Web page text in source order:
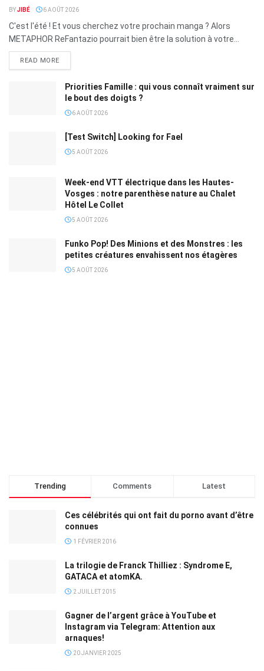
BYJIBÉ 6 AOÛT 2026
C'est l'été ! Et vous cherchez votre prochain manga ? Alors
METAPHOR ReFantazio pourrait bien être la solution à votre...
READ MORE
Priorities Famille : qui vous connaît vraiment sur
le bout des doigts ?
6 AOÛT 2026
[Test Switch] Looking for Fael
5 AOÛT 2026
Week-end VTT électrique dans les Hautes-
Vosges : notre parenthèse nature au Chalet
Hôtel Le Collet
5 AOÛT 2026
Funko Pop! Des Minions et des Monstres : les
petites créatures envahissent nos étagères
5 AOÛT 2026
Trending Comments Latest
Ces célébrités qui ont fait du porno avant d’être
connues
1 FÉVRIER 2016
La trilogie de Franck Thilliez : Syndrome E,
GATACA et atomKA.
2 JUILLET 2015
Gagner de l’argent grâce à YouTube et
Instagram via Telegram: Attention aux
arnaques!
20 JANVIER 2025